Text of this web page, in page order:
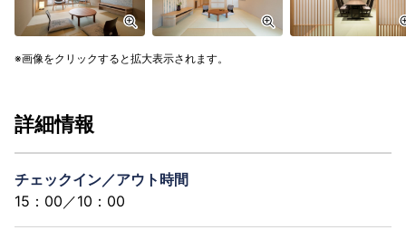
画像をクリックすると拡大表示されます。
詳細情報
チェックイン／アウト時間
15：00／10：00